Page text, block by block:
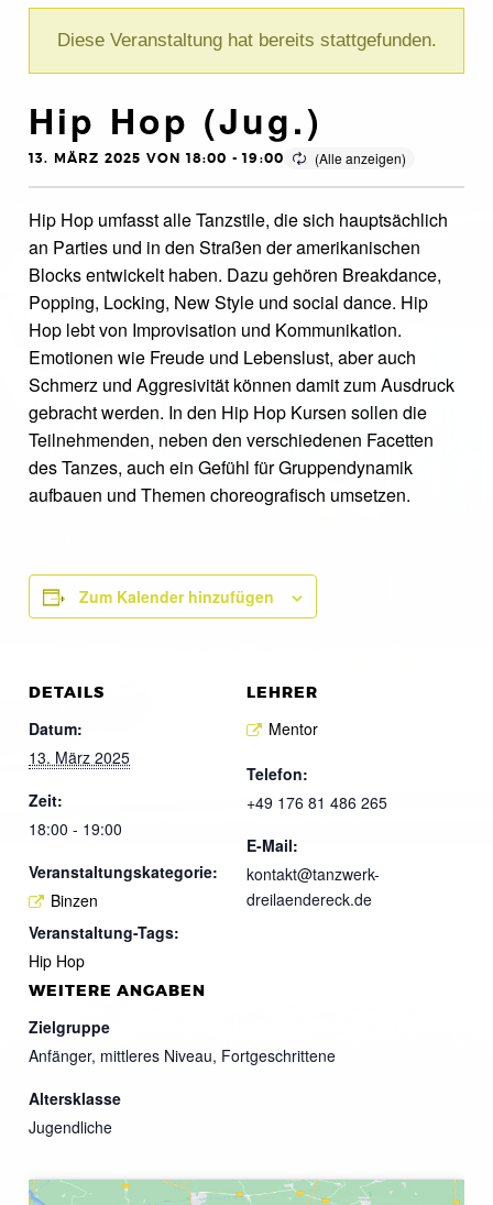
Diese Veranstaltung hat bereits stattgefunden.
Hip Hop (Jug.)
13. MÄRZ 2025 VON 18:00 -19:00
Hip Hop umfasst alle Tanzstile, die sich hauptsächlich
an Parties und in den Straßen der amerikanischen
Blocks entwickelt haben. Dazu gehören Breakdance,
Popping, Locking, New Style und social dance. Hip
Hop lebt von Improvisation und Kommunikation.
Emotionen wie Freude und Lebenslust, aber auch
Schmerz und Aggresivität können damit zum Ausdruck
gebracht werden. In den Hip Hop Kursen sollen die
Teilnehmenden, neben den verschiedenen Facetten
des Tanzes, auch ein Gefühl für Gruppendynamik
aufbauen und Themen choreografisch umsetzen.
Zum Kalender hinzufügen
DETAILS
Datum:
13. März 2025
Zeit:
18:00 - 19:00
Veranstaltungskategorie:
Binzen
Veranstaltung-Tags:
Hip Hop
LEHRER
Mentor
Telefon:
+49 176 81 486 265
E-Mail:
kontakt@tanzwerk-
dreilaendereck.de
WEITERE ANGABEN
Zielgruppe
Anfänger, mittleres Niveau, Fortgeschrittene
Altersklasse
Jugendliche